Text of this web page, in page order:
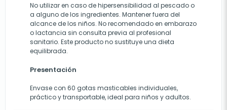
No utilizar en caso de hipersensibilidad al pescado o
a alguno de los ingredientes. Mantener fuera del
alcance de los niños. No recomendado en embarazo
o lactancia sin consulta previa al profesional
sanitario. Este producto no sustituye una dieta
equilibrada.
Presentación
Envase con 60 gotas masticables individuales,
práctico y transportable, ideal para niños y adultos.